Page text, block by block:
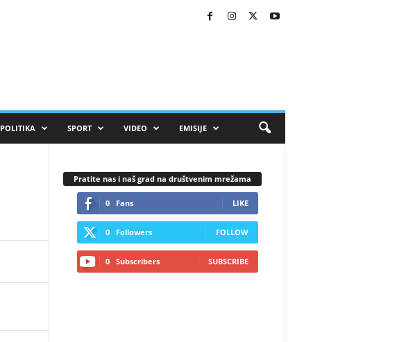
POLITIKA SPORT VIDEO EMISIJE
Pratite nas i naš grad na društvenim mrežama
0 Fans LIKE
0 Followers FOLLOW
0 Subscribers SUBSCRIBE